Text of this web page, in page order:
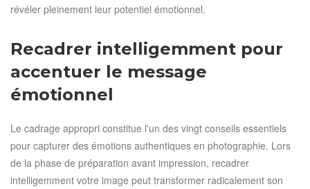
révéler pleinement leur potentiel émotionnel.
Recadrer intelligemment pour
accentuer le message
émotionnel
Le cadrage appropri constitue l'un des vingt conseils essentiels
pour capturer des émotions authentiques en photographie. Lors
de la phase de préparation avant impression, recadrer
intelligemment votre image peut transformer radicalement son